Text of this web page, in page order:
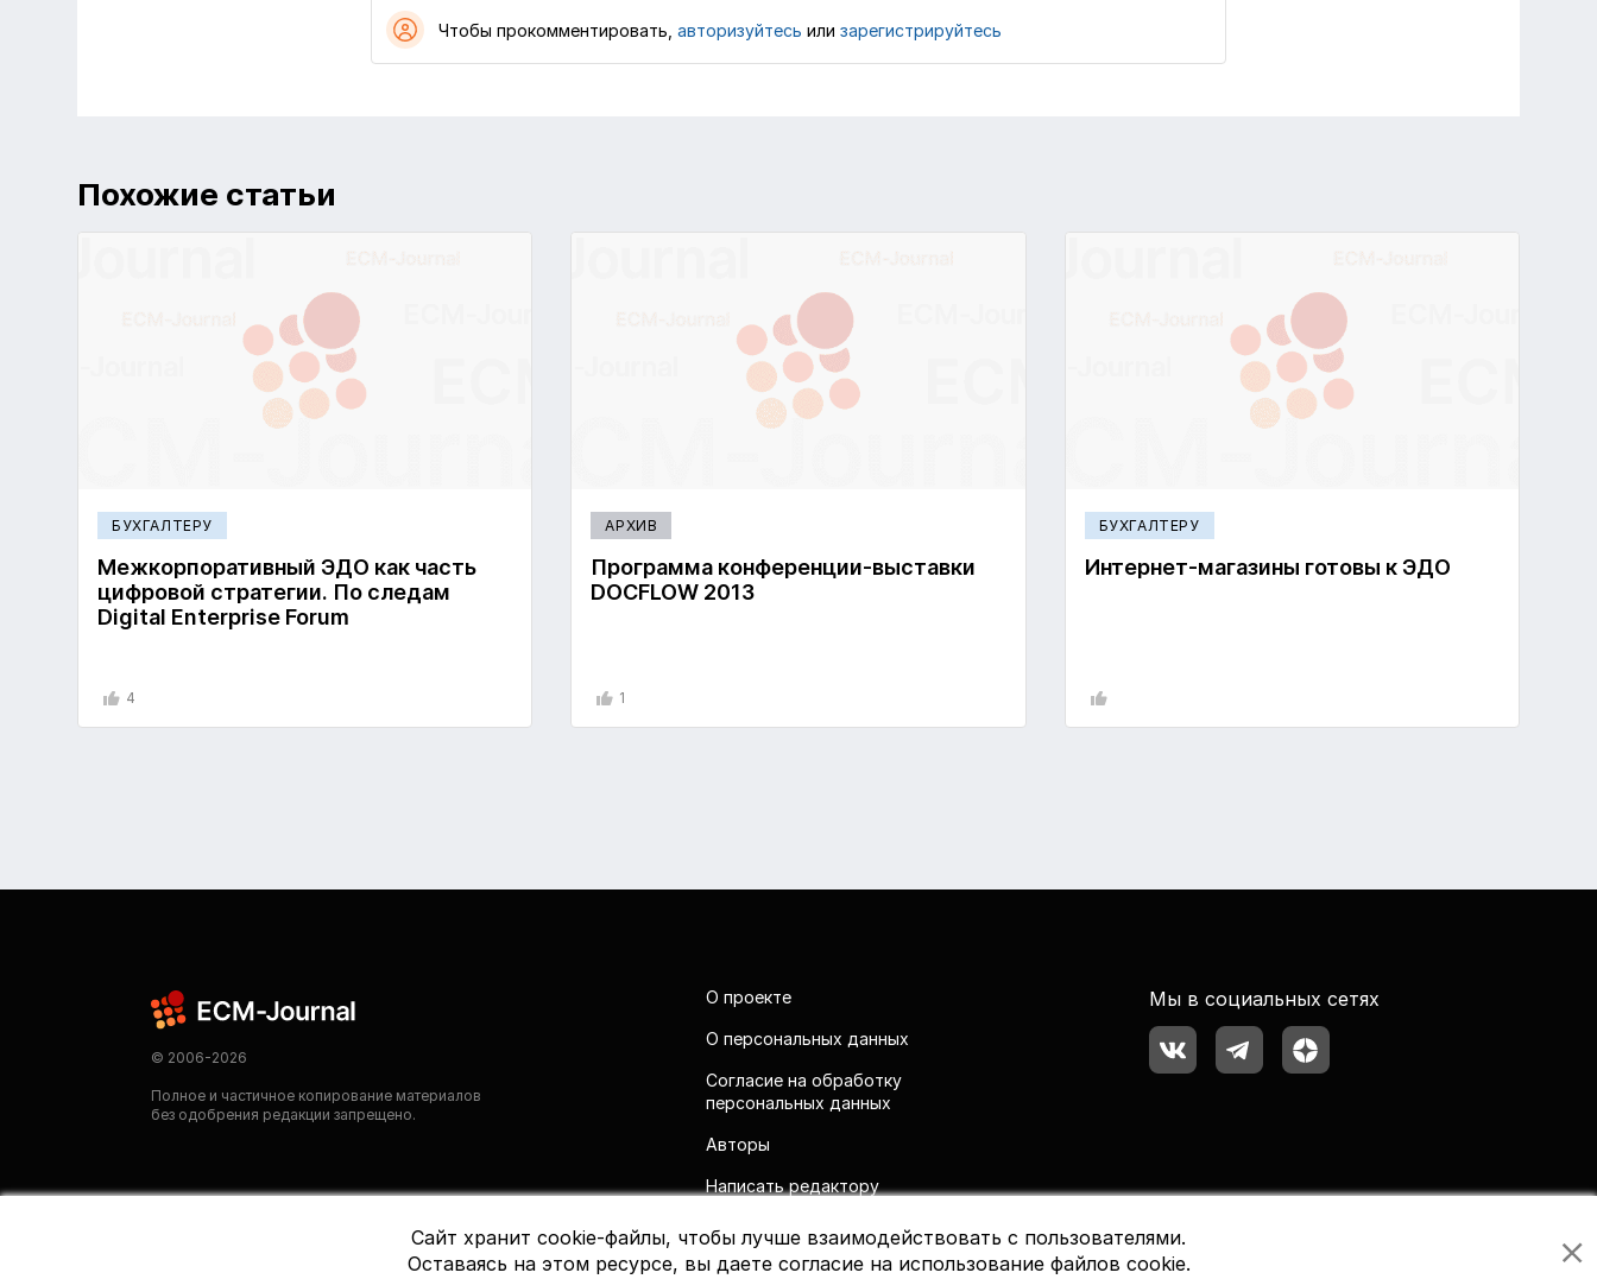
Чтобы прокомментировать, авторизуйтесь или зарегистрируйтесь
Похожие статьи
БУХГАЛТЕРУ
Межкорпоративный ЭДО как часть
цифровой стратегии. По следам
Digital Enterprise Forum
4
АРХИВ
Программа конференции-выставки
DOCFLOW 2013
1
БУХГАЛТЕРУ
Интернет-магазины готовы к ЭДО
© 2006-2026
Полное и частичное копирование материалов
без одобрения редакции запрещено.
О проекте
О персональных данных
Согласие на обработку
персональных данных
Авторы
Написать редактору
Мы в социальных сетях
Сайт хранит cookie-файлы, чтобы лучше взаимодействовать с пользователями.
Оставаясь на этом ресурсе, вы даете согласие на использование файлов cookie.